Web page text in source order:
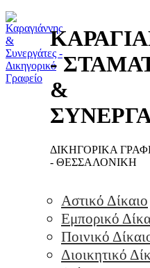
-
&
ΔΙΚΗΓΟΡΙΚΑ
- ΘΕΣΣΑΛΟΝΙΚΗ
Αστικό Δίκαιο
Εμπορικό
Ποινικό
Διοικητικό